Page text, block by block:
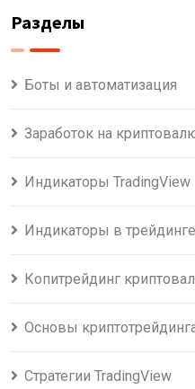
Разделы
Боты и автоматизация
Заработок на
Индикаторы TradingView
Индикаторы в трейдинге
Копитрейдинг
Основы
Стратегии TradingView